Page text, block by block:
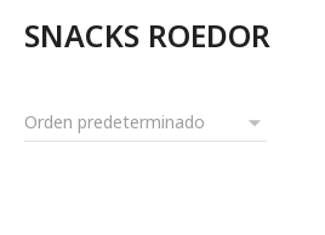
SNACKS ROEDOR